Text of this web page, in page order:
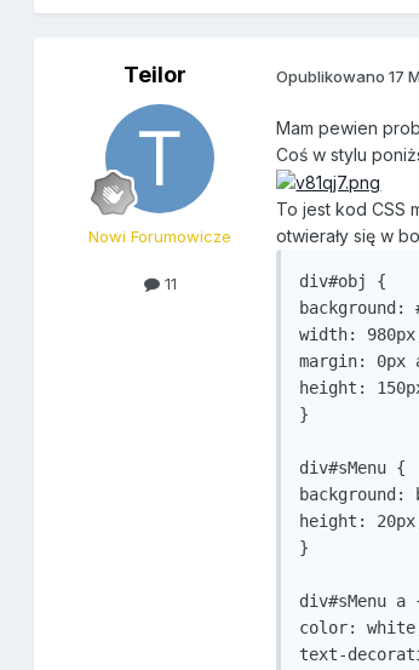
Teilor
Nowi Forumowicze
11
Opublikowano17
Mam pewien
Coś w stylu
To jest kod CSS
otwierały się w
div#obj {
background:
width:
margin: 0px
height:
}
div#sMenu {
background:
height:
}
div#sMenu a
color:
text-